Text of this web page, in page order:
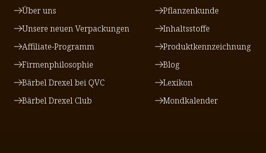
Über uns
Unsere neuen Verpackungen
Affiliate-Programm
Firmenphilosophie
Bärbel Drexel bei QVC
Bärbel Drexel Club
Pflanzenkunde
Inhaltsstoffe
Produktkennzeichnung
Blog
Lexikon
Mondkalender